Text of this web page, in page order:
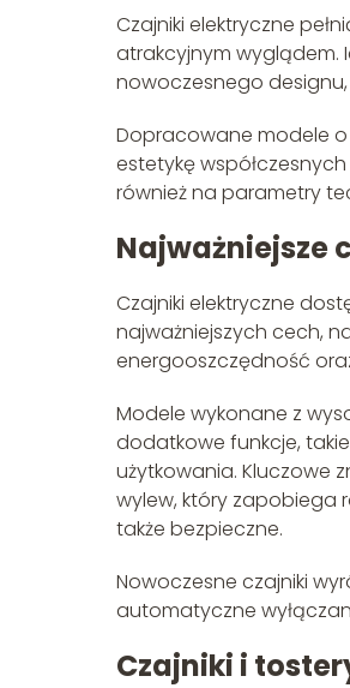
Czajniki elektryczne
atrakcyjnym wyglądem.
nowoczesnego
Dopracowane modele o
estetykę
również na parametry
Najważniejsze
Czajniki elektryczne
najważniejszych cech,
energooszczędność
Modele wykonane z
dodatkowe funkcje,
użytkowania. Kluczowe
wylew, który zapobiega
także bezpieczne.
Nowoczesne czajniki
automatyczne
Czajniki i